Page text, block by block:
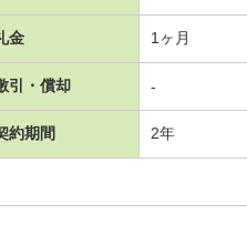
金 1ヶ月
引・償却 -
約期間 2年